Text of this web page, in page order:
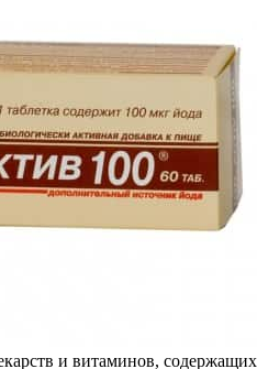
и витаминов, содержащих